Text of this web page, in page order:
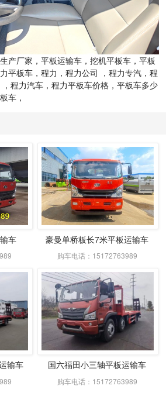
产厂家，平板运输车，挖机平板车，平板
平板车，程力，程力公司 ， 程力专汽 ，程
程力汽车，程力平板车价格，平板车多少
车，
车 豪曼单桥板长7米平板运输车
购车电话：15172763989
输车 国六福田小三轴平板运输车
购车电话：15172763989